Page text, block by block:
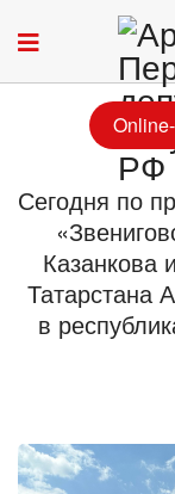
Сегодня по
Казанкова
Татарстана
в